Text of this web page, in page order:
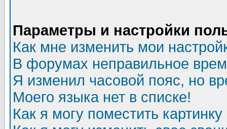
Параметры и настройки
Как мне изменить мои
В форумах неправильное
Я изменил часовой пояс, но
Моего языка нет в списке!
Как я могу поместить